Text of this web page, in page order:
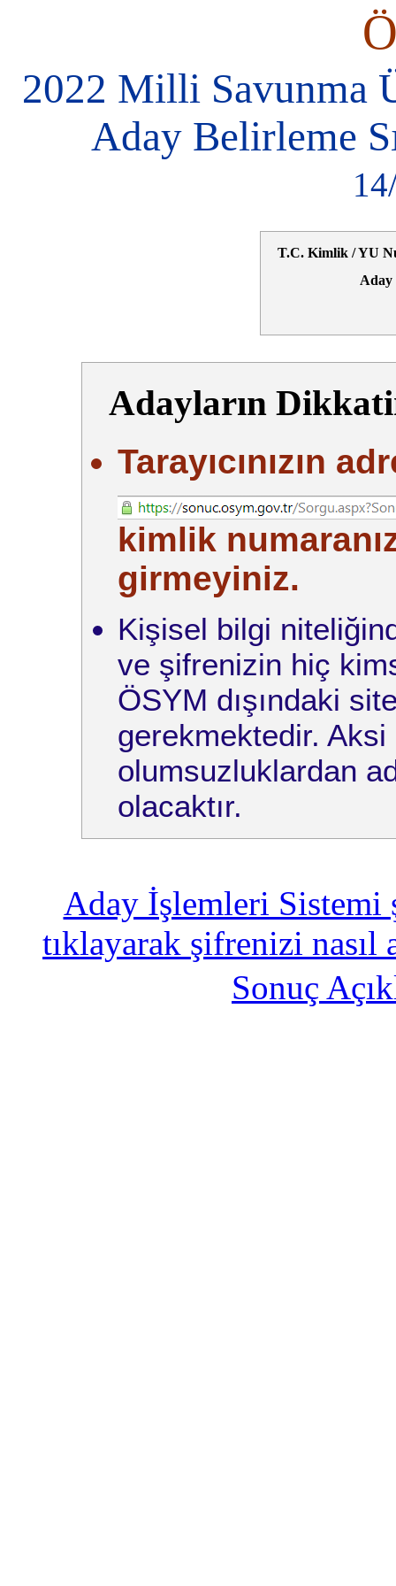
2022 Milli Savunma
Aday Belirleme
T.C. Kimlik / YU
Aday
Adayların
Tarayıcınızın
kimlik
girmeyiniz.
Kişisel bilgi
ve şifrenizin hiç
ÖSYM dışındaki
gerekmektedir.
olumsuzluklardan
olacaktır.
Aday İşlemleri Sistemi
tıklayarak şifrenizi
Sonuç